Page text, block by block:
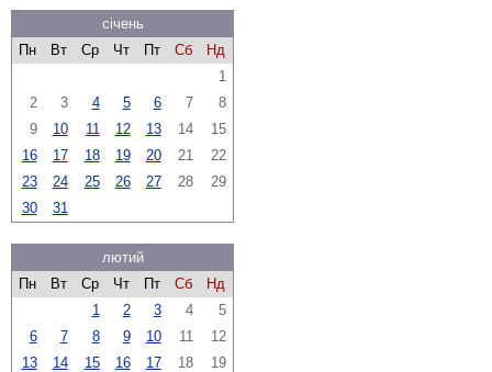
січень
Пн
Вт Ср Чт Пт Сб
Нд
1
2
3 4 5 6 7
8
9
10 11 12 13 14
15
16
17 18 19 20 21
22
23
24 25 26 27 28
29
30
31
лютий
Пн
Вт Ср Чт Пт Сб
Нд
1
2 3 4
5
6
7 8 9 10 11
12
13
14 15 16 17 18
19